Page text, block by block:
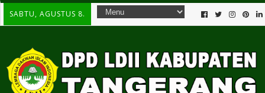
SABTU, AGUSTUS 8.